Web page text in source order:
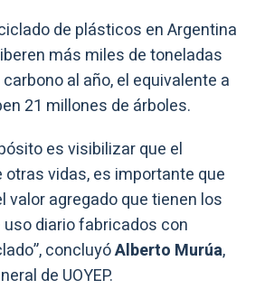
de plásticos en Argentina
más miles de toneladas
al año, el equivalente a
21 millones de árboles.
es visibilizar que el
vidas, es importante que
valor agregado que tienen los
diario fabricados con
concluyóAlberto Murúa,
de UOYEP.